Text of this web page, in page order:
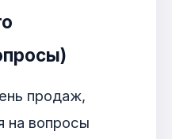
продаж,
на вопросы